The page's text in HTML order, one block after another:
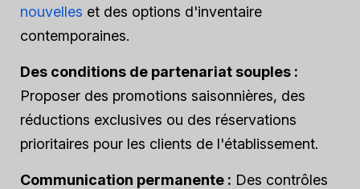
nouvelles et des options d'inventaire
contemporaines.
Des conditions de partenariat souples :
Proposer des promotions saisonnières, des
réductions exclusives ou des réservations
prioritaires pour les clients de l'établissement.
Communication permanente : Des contrôles